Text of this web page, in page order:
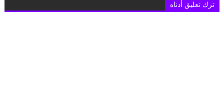
ترك تعليق أدناه